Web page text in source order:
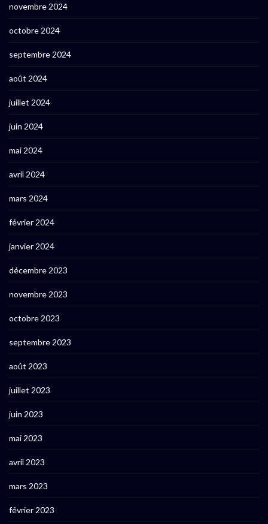
novembre 2024
octobre 2024
septembre 2024
août 2024
juillet 2024
juin 2024
mai 2024
avril 2024
mars 2024
février 2024
janvier 2024
décembre 2023
novembre 2023
octobre 2023
septembre 2023
août 2023
juillet 2023
juin 2023
mai 2023
avril 2023
mars 2023
février 2023